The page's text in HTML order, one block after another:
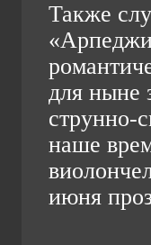
Также
для ныне
струнно-
наше
июня